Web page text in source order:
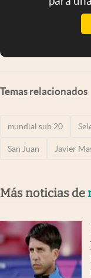
Temas relacionados
mundial sub 20
San Juan Javier
Más noticias de